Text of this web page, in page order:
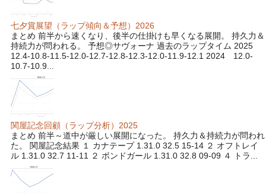
七夕賞展望（ラップ傾向＆予想）2026
まとめ 前半から速くなり、後半の仕掛けも早くなる展開。 持久力＆
持続力が問われる。 予想◎サヴォーナ 過去のラップタイム 2025
12.4-10.8-11.5-12.0-12.7-12.8-12.3-12.0-11.9-12.1 2024 12.0-
10.7-10.9...
関屋記念回顧（ラップ分析）2025
まとめ 前半～道中が厳しい展開になった。 持久力＆持続力が問われ
た。 関屋記念結果 １ カナテープ 1.31.0 32.5 15-14 ２ オフトレイ
ル 1.31.0 32.7 11-11 ２ ボンドガール 1.31.0 32.8 09-09 ４ トラ...